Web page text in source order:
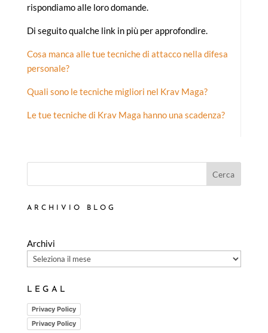
rispondiamo alle loro domande.
Di seguito qualche link in più per approfondire.
Cosa manca alle tue tecniche di attacco nella difesa
personale?
Quali sono le tecniche migliori nel Krav Maga?
Le tue tecniche di Krav Maga hanno una scadenza?
Cerca
ARCHIVIO BLOG
Archivi
LEGAL
Privacy Policy
Privacy Policy